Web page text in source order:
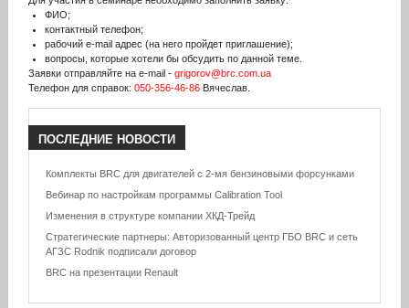
ФИО;
контактный телефон;
рабочий e-mail адрес (на него пройдет приглашение);
вопросы, которые хотели бы обсудить по данной теме.
Заявки отправляйте на e-mail - grigorov@brc.com.ua
Телефон для справок: 050-356-46-86Вячеслав.
ПОСЛЕДНИЕ НОВОСТИ
Комплекты BRC для двигателей с 2-мя бензиновыми форсунками
Вебинар по настройкам программы Calibration Tool
Изменения в структуре компании ХКД-Трейд
Стратегические партнеры: Авторизованный центр ГБО BRC и сеть
АГЗС Rodnik подписали договор
BRC на презентации Renault